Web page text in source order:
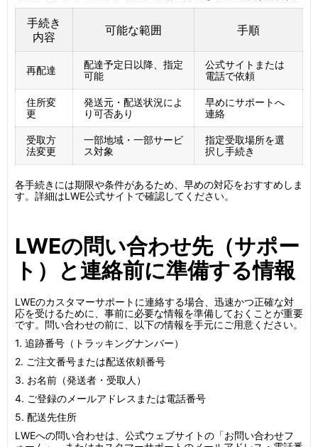
手続き
内容
可能な範囲 手順
再配達
配達予定日以降、指定
可能
公式サイトまたは
電話で依頼
住所変
更
発送元・配送状況によ
り可否あり
早めにサポートへ
連絡
受取方
法変更
一部地域・一部サービ
ス対象
指定受取場所を選
択し手続き
各手続きには期限や条件があるため、早めの対応をおすすめしま
す。詳細はLWE公式サイトで確認してください。
LWEの問い合わせ先（サポー
ト）と連絡前に準備する情報
LWEのカスタマーサポートに連絡する場合、迅速かつ正確な対
応を受けるために、事前に必要な情報を準備しておくことが重要
です。問い合わせの前に、以下の情報を手元にご用意ください。
1. 追跡番号（トラッキングナンバー）
2. ご注文番号または配送依頼番号
3. お名前（発送者・受取人）
4. ご登録のメールアドレスまたは電話番号
5. 配送先住所
LWEへの問い合わせは、公式ウェブサイトの「お問い合わせフ